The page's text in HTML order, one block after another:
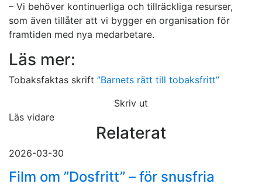
– Vi behöver kontinuerliga och tillräckliga resurser,
som även tillåter att vi bygger en organisation för
framtiden med nya medarbetare.
Läs mer:
Tobaksfaktas skrift ”Barnets rätt till tobaksfritt”
Skriv ut
Läs vidare
Relaterat
2026-03-30
Film om ”Dosfritt” – för snusfria